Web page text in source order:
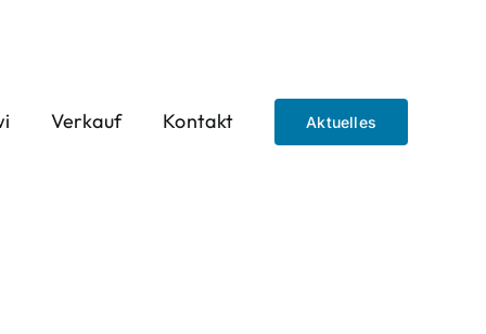
Verkauf Kontakt Aktuelles